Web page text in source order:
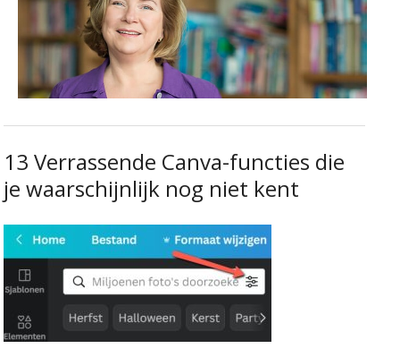
13 Verrassende Canva-functies die
je waarschijnlijk nog niet kent